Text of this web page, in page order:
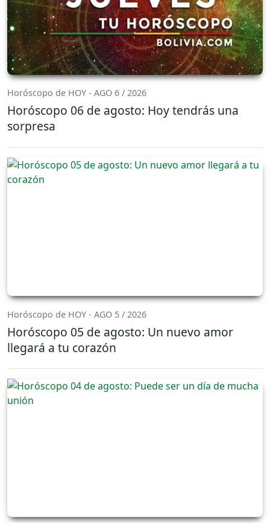
Horóscopo de HOY - AGO 6 / 2026
Horóscopo 06 de agosto: Hoy tendrás una
sorpresa
Horóscopo de HOY - AGO 5 / 2026
Horóscopo 05 de agosto: Un nuevo amor
llegará a tu corazón